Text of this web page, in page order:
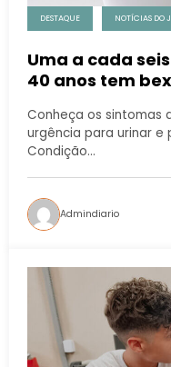
DESTAQUE NOTÍCIAS DO
Uma a cada
40 anos tem
Conheça os sintomas
urgência para urinar e
Condição…
Admindiario